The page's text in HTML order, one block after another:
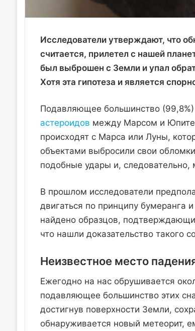
Исследователи утверждают, что
считается, прилетел с нашей
был выброшен с Земли и упал
Хотя эта гипотеза и является
Подавляющее большинство
астероидов между Марсом и
происходят с Марса или Луны,
объектами выбросили свои
подобные удары и,
В прошлом исследователи
двигаться по принципу бумеранга
найдено образцов,
что нашли доказательство такого
Неизвестное место
Ежегодно на нас обрушивается
подавляющее большинство этих
достигнув поверхности Земли,
обнаруживается новый метеорит,